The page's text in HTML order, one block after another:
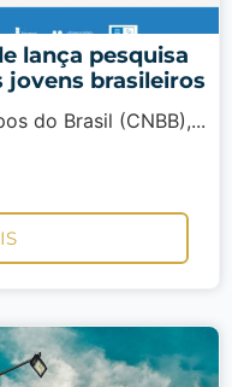
lança pesquisa
jovens brasileiros
do Brasil (CNBB),...